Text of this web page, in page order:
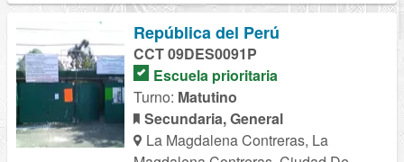
República del Perú
CCT 09DES0091P
Escuela prioritaria
Turno: Matutino
Secundaria, General
La Magdalena Contreras, La